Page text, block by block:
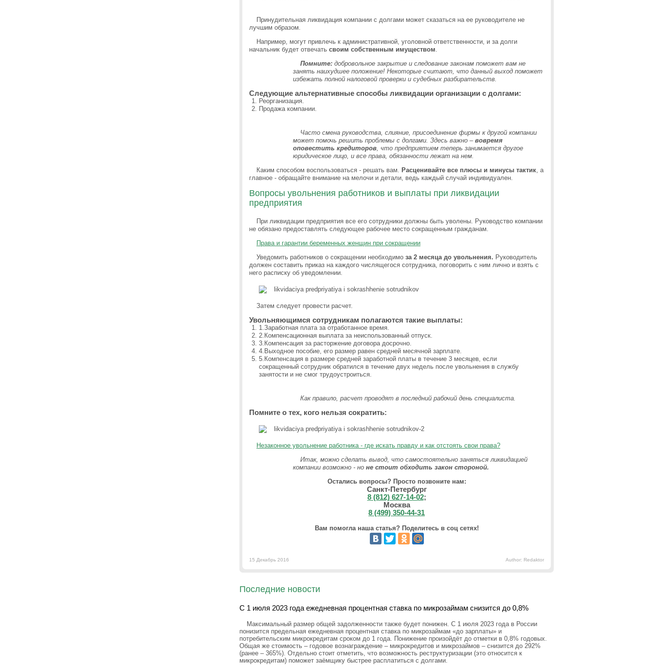
Принудительная ликвидация компании с долгами может сказаться на ее руководителе не
лучшим образом.
Например, могут привлечь к административной, уголовной ответственности, и за долги
начальник будет отвечать своим собственным имуществом.
Помните: добровольное закрытие и следование законам поможет вам не
занять наихудшее положение! Некоторые считают, что данный выход поможет
избежать полной налоговой проверки и судебных разбирательств.
Следующие альтернативные способы ликвидации организации с долгами:
Реорганизация.
Продажа компании.
Часто смена руководства, слияние, присоединение фирмы к другой компании
может помочь решить проблемы с долгами. Здесь важно – вовремя
оповестить кредиторов, что предприятием теперь занимается другое
юридическое лицо, и все права, обязанности лежат на нем.
Каким способом воспользоваться - решать вам. Расценивайте все плюсы и минусы тактик, а
главное - обращайте внимание на мелочи и детали, ведь каждый случай индивидуален.
Вопросы увольнения работников и выплаты при ликвидации
предприятия
При ликвидации предприятия все его сотрудники должны быть уволены. Руководство компании
не обязано предоставлять следующее рабочее место сокращенным гражданам.
Права и гарантии беременных женщин при сокращении
Уведомить работников о сокращении необходимо за 2 месяца до увольнения. Руководитель
должен составить приказ на каждого числящегося сотрудника, поговорить с ним лично и взять с
него расписку об уведомлении.
Затем следует провести расчет.
Увольняющимся сотрудникам полагаются такие выплаты:
1.Заработная плата за отработанное время.
2.Компенсационная выплата за неиспользованный отпуск.
3.Компенсация за расторжение договора досрочно.
4.Выходное пособие, его размер равен средней месячной зарплате.
5.Компенсация в размере средней заработной платы в течение 3 месяцев, если
сокращенный сотрудник обратился в течение двух недель после увольнения в службу
занятости и не смог трудоустроиться.
Как правило, расчет проводят в последний рабочий день специалиста.
Помните о тех, кого нельзя сократить:
Незаконное увольнение работника - где искать правду и как отстоять свои права?
Итак, можно сделать вывод, что самостоятельно заняться ликвидацией
компании возможно - но не стоит обходить закон стороной.
Остались вопросы? Просто позвоните нам:
Санкт-Петербург
8 (812) 627-14-02;
Москва
8 (499) 350-44-31
Вам помогла наша статья? Поделитесь в соц сетях!
15 Декабрь 2016 Author: Redaktor
Последние новости
С 1 июля 2023 года ежедневная процентная ставка по микрозаймам снизится до 0,8%
Максимальный размер общей задолженности также будет понижен. С 1 июля 2023 года в России
понизится предельная ежедневная процентная ставка по микрозаймам «до зарплаты» и
потребительским микрокредитам сроком до 1 года. Понижение произойдёт до отметки в 0,8% годовых.
Общая же стоимость – годовое вознаграждение – микрокредитов и микрозаймов – снизится до 292%
(ранее – 365%). Отдельно стоит отметить, что возможность реструктуризации (это относится к
микрокредитам) поможет заёмщику быстрее расплатиться с долгами.